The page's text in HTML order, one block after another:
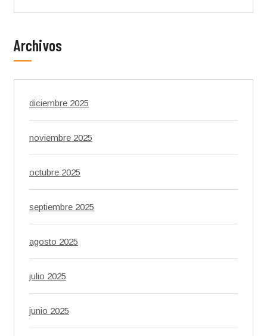
Archivos
diciembre 2025
noviembre 2025
octubre 2025
septiembre 2025
agosto 2025
julio 2025
junio 2025